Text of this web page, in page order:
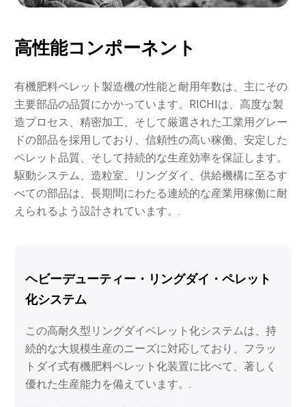
高性能コンポーネント
有機肥料ペレット製造機の性能と耐用年数は、主にその
主要部品の品質にかかっています。RICHIは、高度な製
造プロセス、精密加工、そして厳選された工業用グレー
ドの部品を採用しており、信頼性の高い稼働、安定した
ペレット品質、そして持続的な生産効率を保証します。
駆動システム、造粒室、リングダイ、供給機構に至るす
べての部品は、長期間にわたる連続的な産業用稼働に耐
えられるよう設計されています。.
改良されたギア駆動システム
当社の肥料ペレット製造機は、焼入れ処理を施した
ギア伝動装置を採用しています。これにより、優れ
た伝動効率を実現し、ベルト駆動式の機種と比較し
て、生産量を15%～20%向上させます。.
卓越したトルク耐性と十分な出力供給能力を備えた